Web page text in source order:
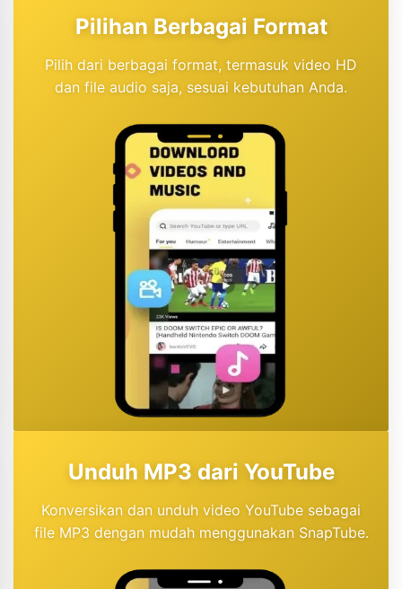
Pilihan Berbagai Format
Pilih dari berbagai format, termasuk video HD
dan file audio saja, sesuai kebutuhan Anda.
Unduh MP3 dari YouTube
Konversikan dan unduh video YouTube sebagai
file MP3 dengan mudah menggunakan SnapTube.